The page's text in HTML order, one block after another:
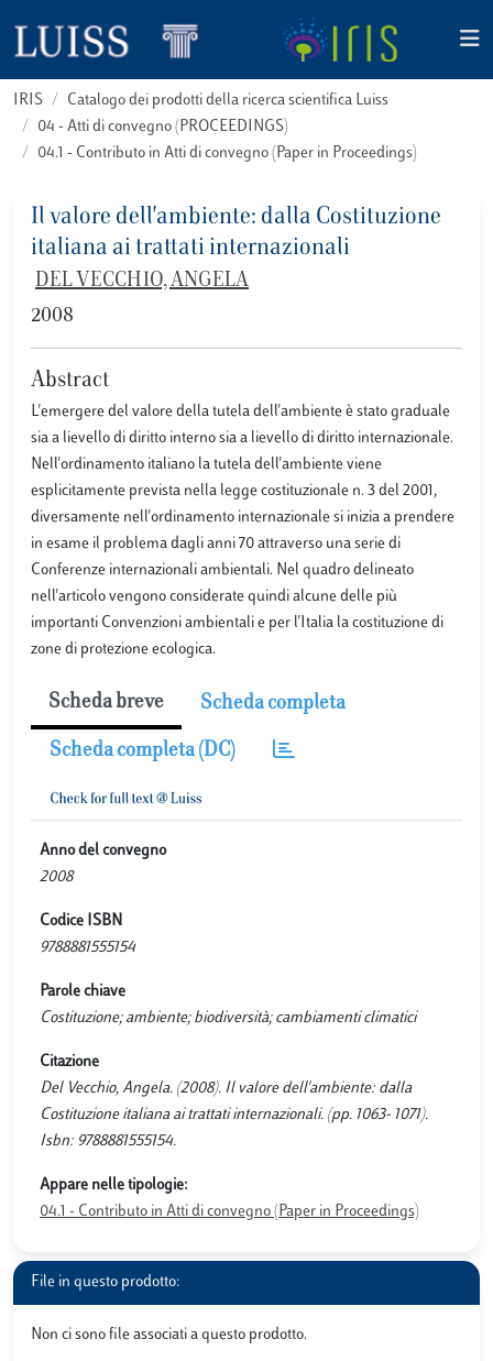
IRIS
Catalogo dei prodotti della ricerca scientifica Luiss
04 - Atti di convegno (PROCEEDINGS)
04.1 - Contributo in Atti di convegno (Paper in Proceedings)
Il valore dell'ambiente: dalla Costituzione
italiana ai trattati internazionali
DEL VECCHIO, ANGELA
2008
Abstract
L'emergere del valore della tutela dell'ambiente è stato graduale
sia a lievello di diritto interno sia a lievello di diritto internazionale.
Nell'ordinamento italiano la tutela dell'ambiente viene
esplicitamente prevista nella legge costituzionale n. 3 del 2001,
diversamente nell'ordinamento internazionale si inizia a prendere
in esame il problema dagli anni 70 attraverso una serie di
Conferenze internazionali ambientali. Nel quadro delineato
nell'articolo vengono considerate quindi alcune delle più
importanti Convenzioni ambientali e per l'Italia la costituzione di
zone di protezione ecologica.
Scheda breve Scheda completa
Scheda completa (DC)
Anno del convegno
2008
Codice ISBN
9788881555154
Parole chiave
Costituzione; ambiente; biodiversità; cambiamenti climatici
Citazione
Del Vecchio, Angela. (2008). Il valore dell'ambiente: dalla
Costituzione italiana ai trattati internazionali. (pp. 1063- 1071).
Isbn: 9788881555154.
Appare nelle tipologie:
04.1 - Contributo in Atti di convegno (Paper in Proceedings)
File in questo prodotto:
Non ci sono file associati a questo prodotto.